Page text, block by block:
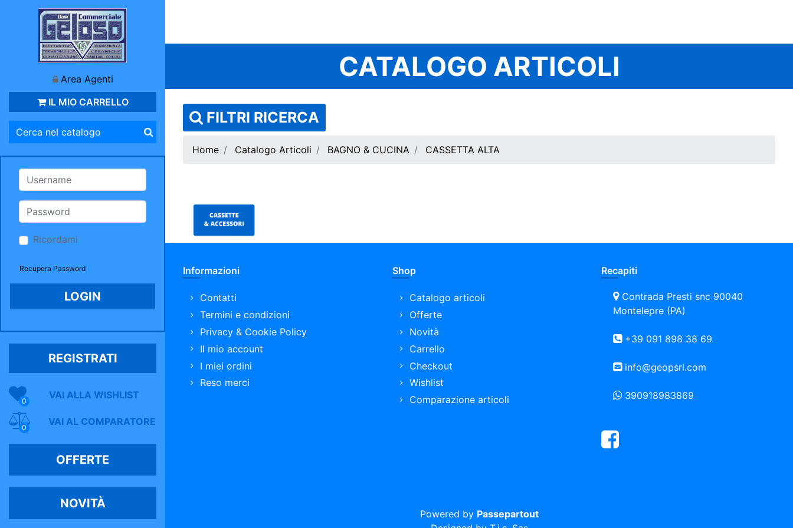
Area Agenti
IL MIO CARRELLO
Ricordami
Recupera Password
REGISTRATI
VAI ALLA WISHLIST
0
VAI AL COMPARATORE
0
OFFERTE
NOVITÀ
CATALOGO ARTICOLI
FILTRI RICERCA
Home Catalogo Articoli BAGNO & CUCINA CASSETTA ALTA
Informazioni
Contatti
Termini e condizioni
Privacy & Cookie Policy
Il mio account
I miei ordini
Reso merci
Shop
Catalogo articoli
Offerte
Novità
Carrello
Checkout
Wishlist
Comparazione articoli
Recapiti
Contrada Presti snc 90040
Montelepre (PA)
+39 091 898 38 69
info@geopsrl.com
390918983869
Facebook
Powered by Passepartout